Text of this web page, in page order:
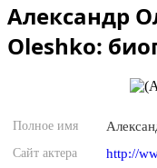
Александр
Oleshko:
Полное имя
Сайт актера http://